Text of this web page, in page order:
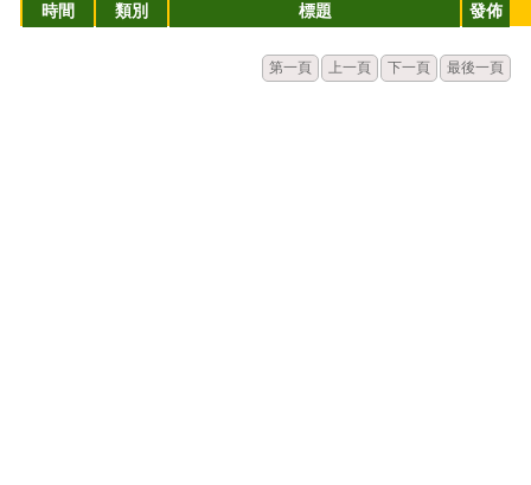
時間 類別 標題 發佈
第一頁 上一頁 下一頁 最後一頁